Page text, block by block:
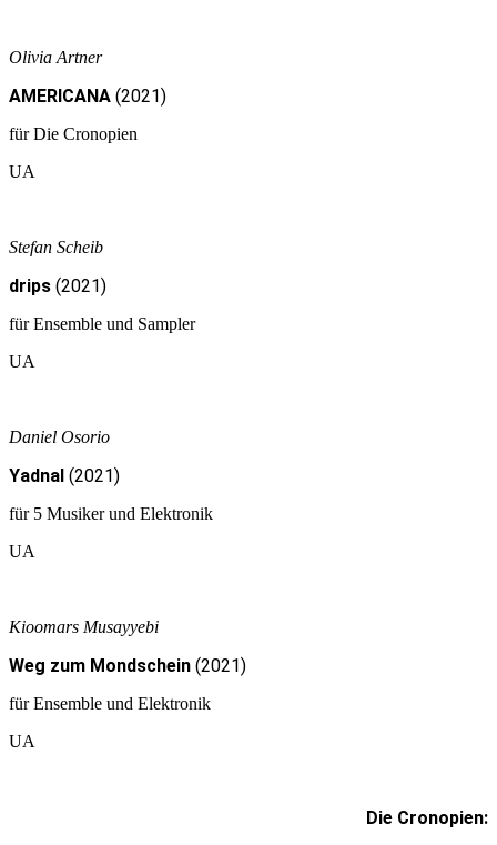
Olivia Artner
AMERICANA (2021)
für Die Cronopien
UA
Stefan Scheib
drips (2021)
für Ensemble und Sampler
UA
Daniel Osorio
Yadnal (2021)
für 5 Musiker und Elektronik
UA
Kioomars Musayyebi
Weg zum Mondschein (2021)
für Ensemble und Elektronik
UA
Die Cronopien: